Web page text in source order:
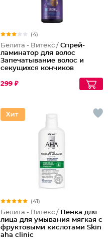
(4)
Белита - Витекс / Спрей-
ламинатор для волос
Запечатывание волос и
секущихся кончиков
299 ₽
(41)
Белита - Витекс / Пенка для
лица для умывания мягкая с
фруктовыми кислотами Skin
aha clinic